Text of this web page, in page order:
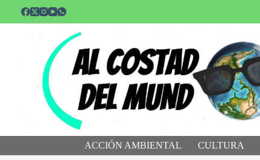
contenido
ACCIÓN AMBIENTAL CULTURA